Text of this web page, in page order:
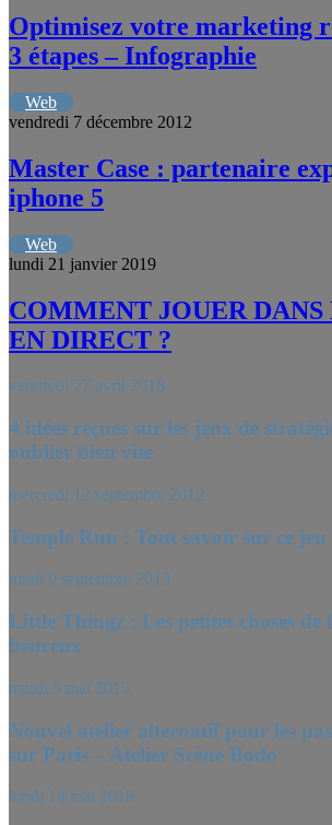
Optimisez votre marketing
3 étapes – Infographie
Web
vendredi 7 décembre 2012
Master Case : partenaire
iphone 5
Web
lundi 21 janvier 2019
COMMENT JOUER DANS
EN DIRECT ?
vendredi 27 avril 2018
4 idées reçues sur les jeux de
oublier bien vite
mercredi 12 septembre 2012
Temple Run : Tout savoir sur ce jeu
lundi 9 septembre 2013
Little Thingz : Les petites choses de
heureux
mardi 5 mai 2015
Nouvel atelier alternatif pour les
sur Paris – Atelier Scène Bodo
lundi 14 mai 2018